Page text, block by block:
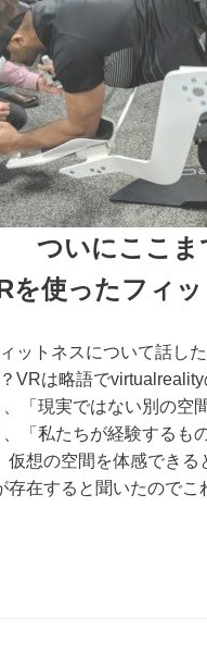
ついにここま
を使ったフィ
ットネスについて話した
VRは略語でvirtualreality
「現実ではない別の空
「私たちが経験するも
仮想の空間を体感でき
在すると聞いたので